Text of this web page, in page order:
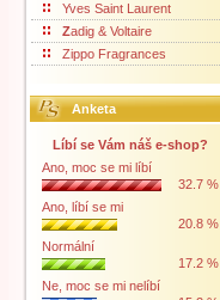
Yves Saint Laurent
Zadig & Voltaire
Zippo Fragrances
Anketa
Líbí se Vám náš e-shop?
Ano, moc se mi líbí
32.7 %
Ano, líbí se mi
20.8 %
Normální
17.2 %
Ne, moc se mi nelíbí